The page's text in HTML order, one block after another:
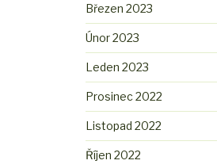
Březen 2023
Únor 2023
Leden 2023
Prosinec 2022
Listopad 2022
Říjen 2022